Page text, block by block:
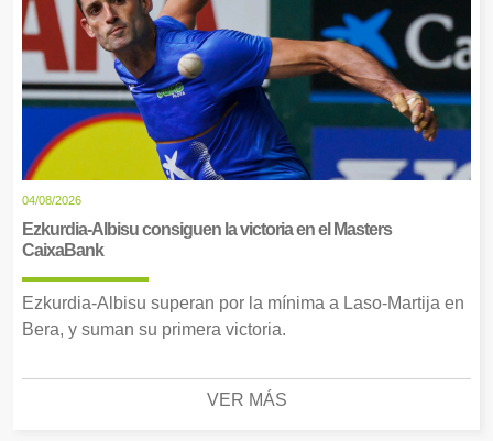
04/08/2026
Ezkurdia-Albisu consiguen la victoria en el Masters
CaixaBank
Ezkurdia-Albisu superan por la mínima a Laso-Martija en
Bera, y suman su primera victoria.
VER MÁS